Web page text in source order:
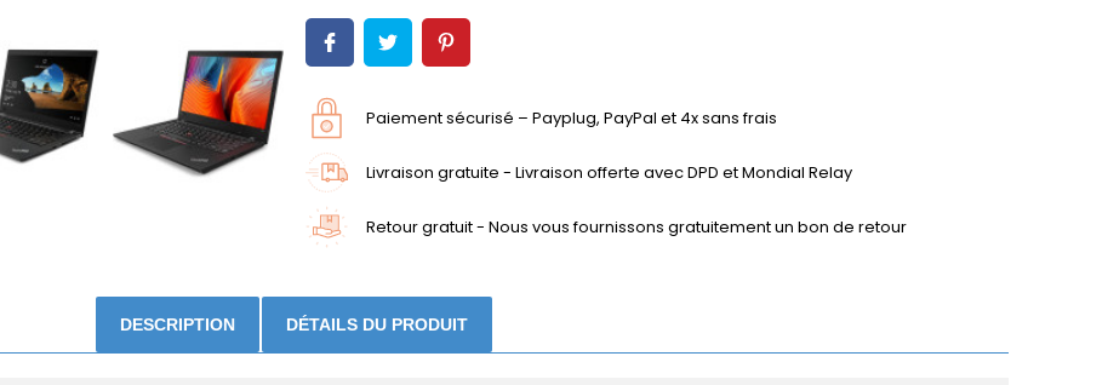
Paiement sécurisé – Payplug, PayPal et 4x sans frais
Livraison gratuite - Livraison offerte avec DPD et Mondial Relay
Retour gratuit - Nous vous fournissons gratuitement un bon de retour
DESCRIPTION DÉTAILS DU PRODUIT